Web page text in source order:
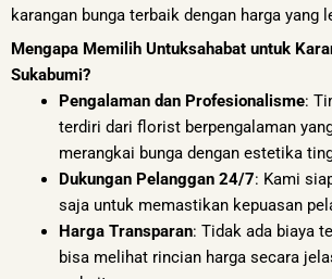
karangan bunga terbaik dengan harga yang
Mengapa Memilih Untuksahabat untuk
Sukabumi?
Pengalaman dan Profesionalisme:
terdiri dari florist berpengalaman
merangkai bunga dengan estetika
Dukungan Pelanggan 24/7: Kami
saja untuk memastikan kepuasan
Harga Transparan: Tidak ada biaya
bisa melihat rincian harga secara